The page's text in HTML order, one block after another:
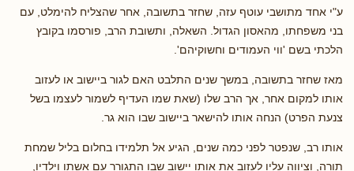
ע"י אחד מתושבי עוטף עזה, שחזר בתשובה, אחר שהצליח להימלט, עם
בני משפחתו, מהאסון הגדול. השאלה, ותשובת הרב, פורסמו בקובץ
הלכתי בשם 'ווי העמודים וחשוקיהם'.
מאז שחזר בתשובה, במשך שנים התלבט האם לגור ביישוב או לעזוב
אותו למקום אחר, אך הרב שלו (שאת שמו העדיף לשמור לעצמו בשל
צנעת הפרט) הנחה אותו להישאר ביישוב שבו הוא גר.
אותו רב, שנפטר לפני כמה שנים, הגיע אל תלמידו בחלום בליל שמחת
תורה, וציווה עליו לעזוב את אותו יישוב שבו התגורר עם אשתו וילדיו,